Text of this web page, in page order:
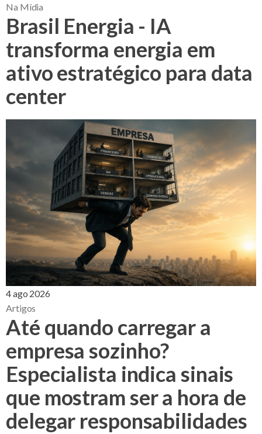
Na Mídia
Brasil Energia - IA
transforma energia em
ativo estratégico para data
center
4 ago 2026
Artigos
Até quando carregar a
empresa sozinho?
Especialista indica sinais
que mostram ser a hora de
delegar responsabilidades